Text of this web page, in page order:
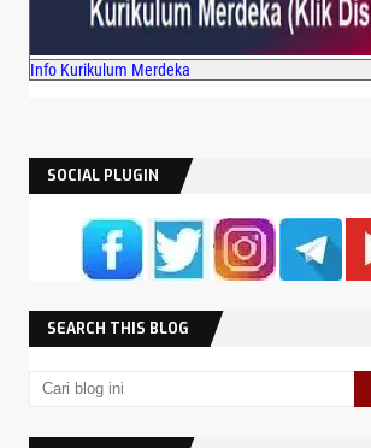
Info Kurikulum Merdeka
SOCIAL PLUGIN
SEARCH THIS BLOG